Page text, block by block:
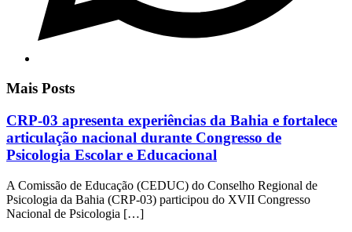
Mais Posts
CRP-03 apresenta experiências da Bahia e fortalece
articulação nacional durante Congresso de
Psicologia Escolar e Educacional
A Comissão de Educação (CEDUC) do Conselho Regional de
Psicologia da Bahia (CRP-03) participou do XVII Congresso
Nacional de Psicologia […]